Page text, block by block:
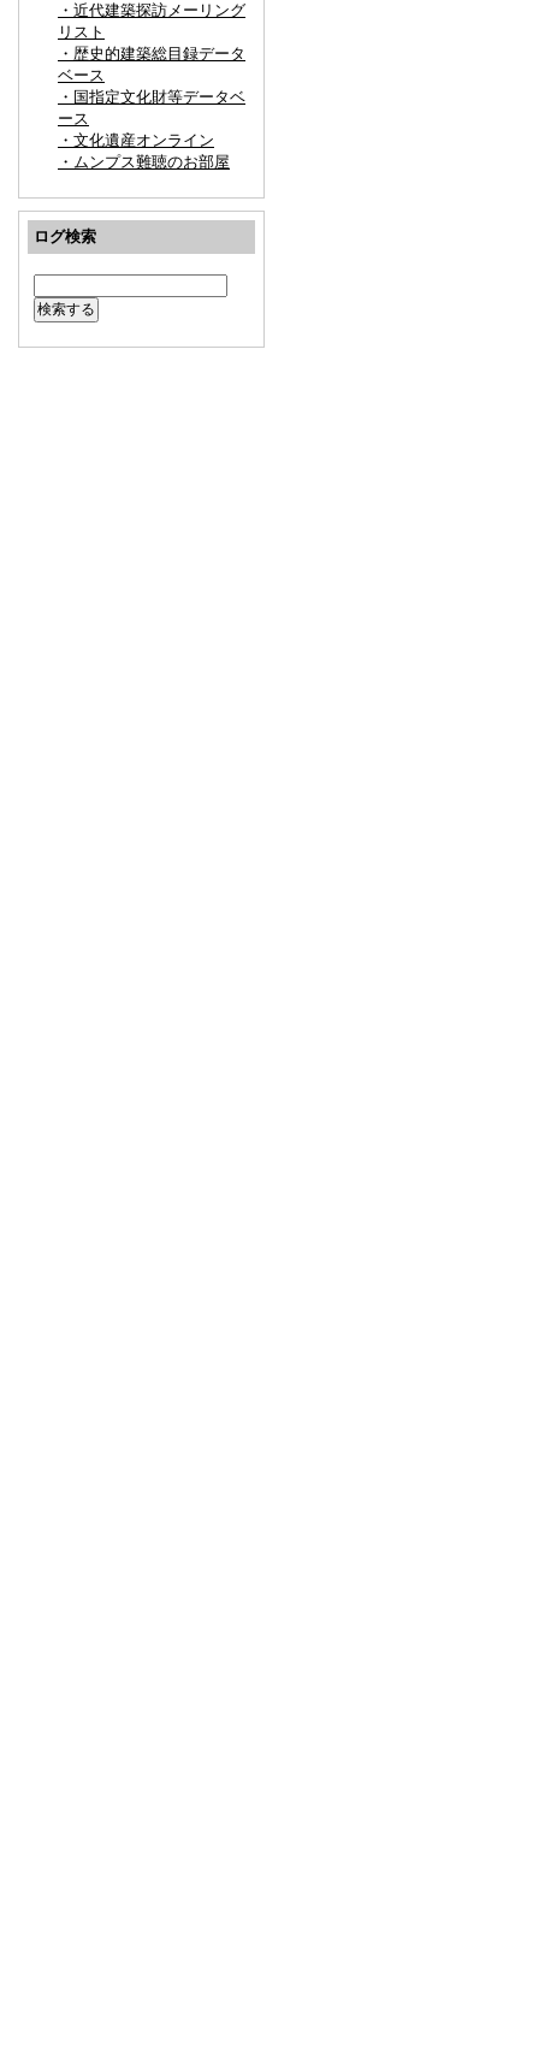
・近代建築探訪メーリング
リスト
・歴史的建築総目録データ
ベース
・国指定文化財等データベ
ース
・文化遺産オンライン
・ムンプス難聴のお部屋
ログ検索